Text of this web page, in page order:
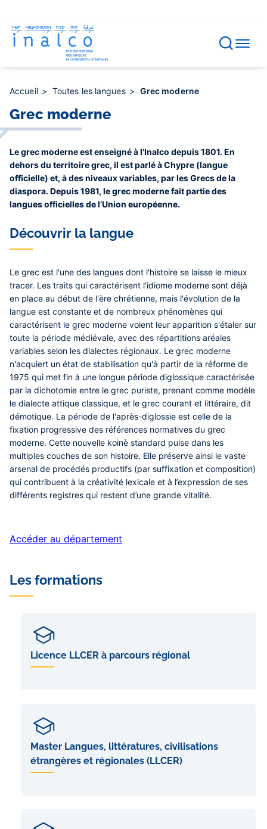
contenu
principal
Accueil Toutes les langues Grec moderne
Grec moderne
Le grec moderne est enseigné à l'Inalco depuis 1801. En
dehors du territoire grec, il est parlé à Chypre (langue
officielle) et, à des niveaux variables, par les Grecs de la
diaspora. Depuis 1981, le grec moderne fait partie des
langues officielles de l’Union européenne.
Découvrir la langue
Le grec est l'une des langues dont l'histoire se laisse le mieux
tracer. Les traits qui caractérisent l'idiome moderne sont déjà
en place au début de l'ère chrétienne, mais l'évolution de la
langue est constante et de nombreux phénomènes qui
caractérisent le grec moderne voient leur apparition s'étaler sur
toute la période médiévale, avec des répartitions aréales
variables selon les dialectes régionaux. Le grec moderne
n'acquiert un état de stabilisation qu'à partir de la réforme de
1975 qui met fin à une longue période diglossique caractérisée
par la dichotomie entre le grec puriste, prenant comme modèle
le dialecte attique classique, et le grec courant et littéraire, dit
démotique. La période de l'après-diglossie est celle de la
fixation progressive des références normatives du grec
moderne. Cette nouvelle koinè standard puise dans les
multiples couches de son histoire. Elle préserve ainsi le vaste
arsenal de procédés productifs (par suffixation et composition)
qui contribuent à la créativité lexicale et à l’expression de ses
différents registres qui restent d’une grande vitalité.
Accéder au département
Les formations
Licence LLCER à parcours régional
Master Langues, littératures, civilisations
étrangères et régionales (LLCER)